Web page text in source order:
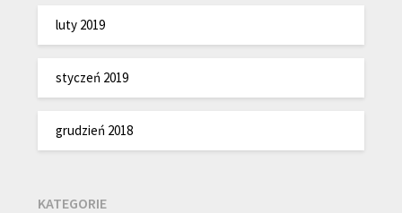
luty 2019
styczeń 2019
grudzień 2018
KATEGORIE